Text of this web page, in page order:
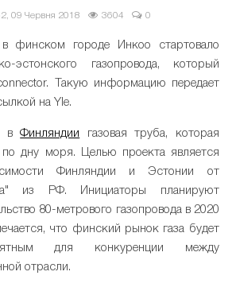
09 Червня 2018 3604 0
финском городе Инкоо стартовало
эстонского газопровода, который
Такую информацию передает
на Yle.
вФинляндии газовая труба, которая
дну моря. Целью проекта является
Финляндии и Эстонии от
из РФ. Инициаторы планируют
80-метрового газопровода в 2020
что финский рынок газа будет
для конкуренции между
отрасли.